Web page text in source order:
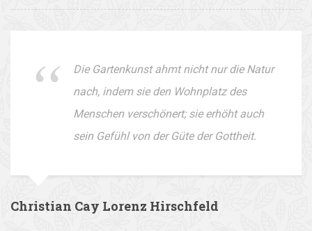
Die Gartenkunst ahmt nicht nur die Natur
nach, indem sie den Wohnplatz des
Menschen verschönert; sie erhöht auch
sein Gefühl von der Güte der Gottheit.
Christian Cay Lorenz Hirschfeld